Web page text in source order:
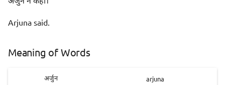
Arjuna said.
Meaning of Words
अर्जुन arjuna